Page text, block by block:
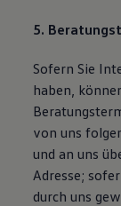
5.
Sofern Sie
haben,
von uns
und an uns
Adresse;
durch uns